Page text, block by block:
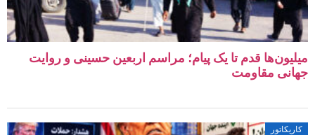
قدم تا یک پیام؛ مراسم اربعین حسینی و روایت
مقاومت